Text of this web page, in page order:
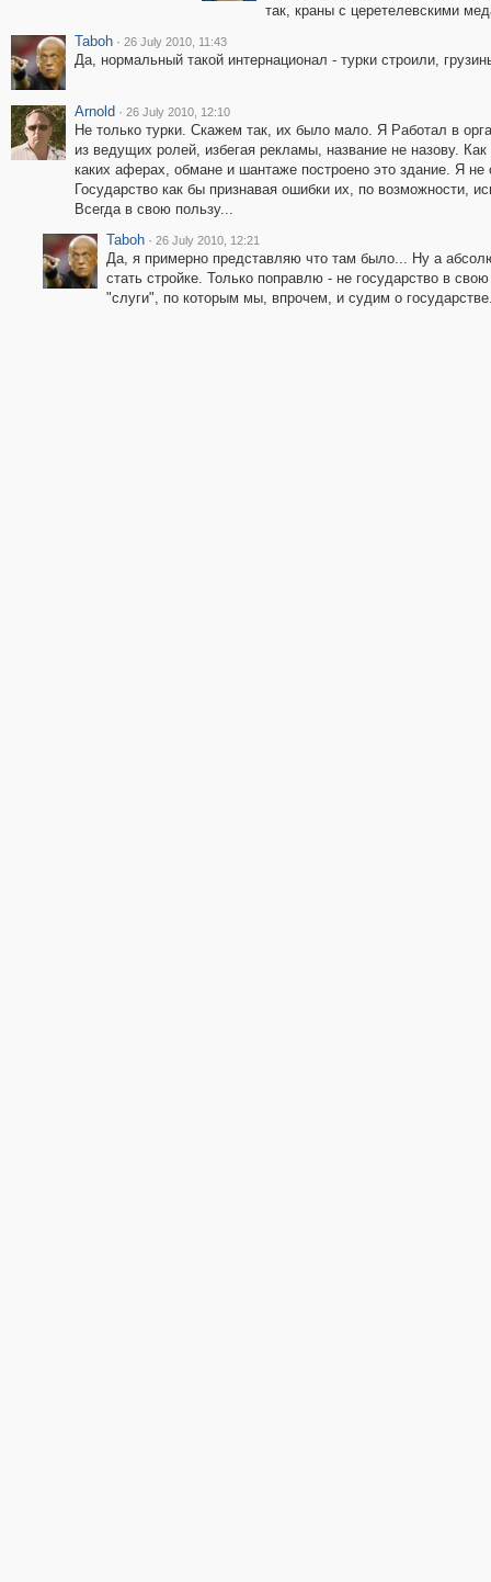
так, краны с церетелевскими
Taboh · 26 July 2010, 11:43
Да, нормальный такой интернационал - турки строили,
Arnold · 26 July 2010, 12:10
Не только турки. Скажем так, их было мало. Я Работал в
из ведущих ролей, избегая рекламы, название не назову.
каких аферах, обмане и шантаже построено это здание. Я не
Государство как бы признавая ошибки их, по возможности,
Всегда в свою пользу...
Taboh · 26 July 2010, 12:21
Да, я примерно представляю что там было... Ну а
стать стройке. Только поправлю - не государство в
"слуги", по которым мы, впрочем, и судим о